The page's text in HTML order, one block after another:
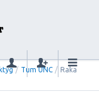
/ Tum UNC / Raka